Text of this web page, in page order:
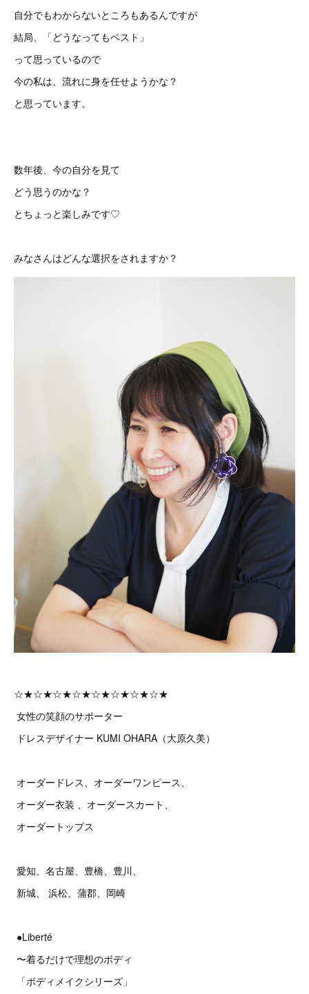
自分でもわからないところもあるんですが
結局、「どうなってもベスト」
って思っているので
今の私は、流れに身を任せようかな？
と思っています。
数年後、今の自分を見て
どう思うのかな？
とちょっと楽しみです♡
みなさんはどんな選択をされますか？
☆★☆★☆★☆★☆★☆★☆★☆★
女性の笑顔のサポーター
ドレスデザイナー KUMI OHARA（大原久美）
オーダードレス、オーダーワンピース、
オーダー衣装 、オーダースカート、
オーダートップス
愛知、名古屋、豊橋、豊川、
新城、 浜松、蒲郡、岡崎
●Liberté
〜着るだけで理想のボディ
「ボディメイクシリーズ」